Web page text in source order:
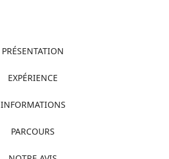
PRÉSENTATION
EXPÉRIENCE
INFORMATIONS
PARCOURS